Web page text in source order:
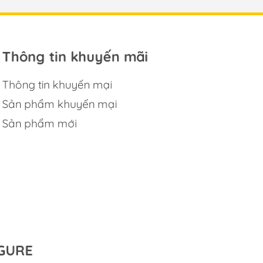
Thông tin khuyến mãi
Thông tin khuyến mại
Sản phẩm khuyến mại
Sản phẩm mới